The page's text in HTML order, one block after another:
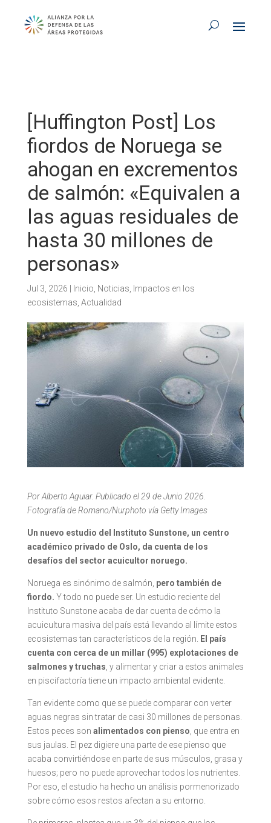
[Huffington Post] Los
fiordos de Noruega se
ahogan en excrementos
de salmón: «Equivalen a
las aguas residuales de
hasta 30 millones de
personas»
Jul 3, 2026 Inicio Noticias
Impactos en los
ecosistemas Actualidad
Por Alberto Aguiar. Publicado el 29 de Junio 2026.
Fotografía de Romano/Nurphoto vía Getty Images
Un nuevo estudio del Instituto Sunstone, un centro
académico privado de Oslo, da cuenta de los
desafíos del sector acuicultor noruego.
Noruega es sinónimo de salmón, pero también de
fiordo. Y todo no puede ser. Un estudio reciente del
Instituto Sunstone acaba de dar cuenta de cómo la
acuicultura masiva del país está llevando al límite estos
ecosistemas tan característicos de la región.
El país
cuenta con cerca de un millar (995) explotaciones de
salmones y truchas , y alimentar y criar a estos animales
en piscifactoría tiene un impacto ambiental evidente.
Tan evidente como que se puede comparar con verter
aguas negras sin tratar de casi 30 millones de personas.
Estos peces son alimentados con pienso , que entra en
sus jaulas. El pez digiere una parte de ese pienso que
acaba convirtiéndose en parte de sus músculos, grasa y
huesos; pero no puede aprovechar todos los nutrientes.
Por eso, el estudio ha hecho un análisis pormenorizado
sobre cómo esos restos afectan a su entorno.